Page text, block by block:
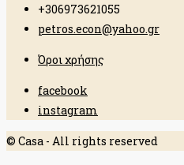
+306973621055
petros.econ@yahoo.gr
Όροι χρήσης
facebook
instagram
© Casa - All rights reserved